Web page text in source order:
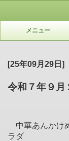
メニュー
[25年09月29日]
令和７年９月
中華あんか
ラダ